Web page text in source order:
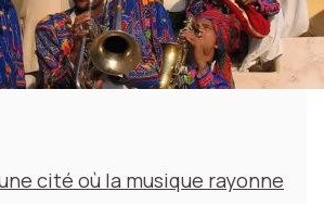
cité où la musique rayonne